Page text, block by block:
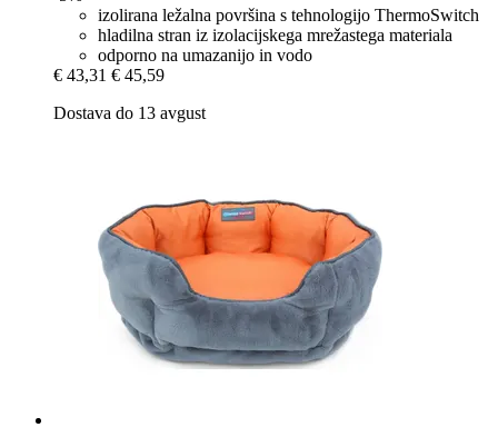
izolirana ležalna površina s tehnologijo ThermoSwitch
hladilna stran iz izolacijskega mrežastega materiala
odporno na umazanijo in vodo
€ 43,31 € 45,59
Dostava do 13 avgust